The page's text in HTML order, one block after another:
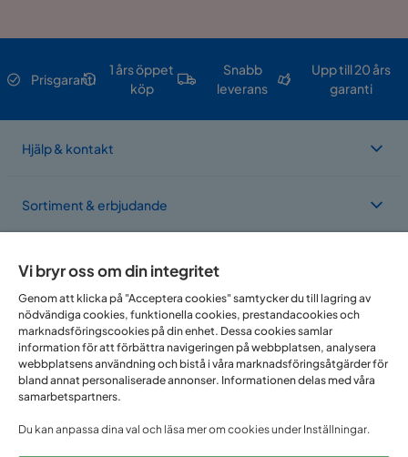
Prisgaranti
1 års öppet
köp
Snabb
leverans
Upp till 20 års
garanti
Hjälp & kontakt
Sortiment & erbjudande
Vi finns i flera länder
Vi bryr oss om din integritet
Genom att klicka på "Acceptera cookies" samtycker du till lagring av
nödvändiga cookies, funktionella cookies, prestandacookies och
marknadsföringscookies på din enhet. Dessa cookies samlar
information för att förbättra navigeringen på webbplatsen, analysera
webbplatsens användning och bistå i våra marknadsföringsåtgärder för
bland annat personaliserade annonser. Informationen delas med våra
samarbetspartners.
Du kan anpassa dina val och läsa mer om cookies under Inställningar.